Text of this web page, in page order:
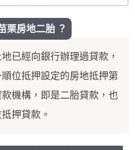
栗房地二胎 ？
已經向銀行辦理過貸款，
位抵押設定的房地抵押第
機構，即是二胎貸款，也
押貸款。